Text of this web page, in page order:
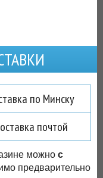
по Минску
почтой
можно с
предварительно